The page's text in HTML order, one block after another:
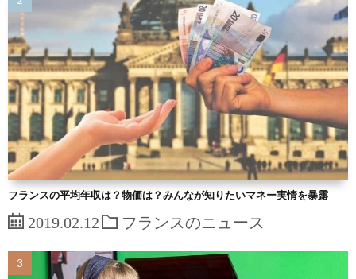
フランスの平均年収は？物価は？みんなが知りたいマネー実情を暴露
2019.02.12 フランスのニュース